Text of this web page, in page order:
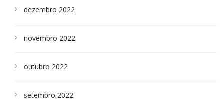
dezembro 2022
novembro 2022
outubro 2022
setembro 2022